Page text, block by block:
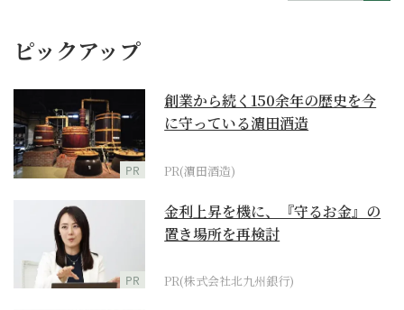
ピックアップ
PR
創業から続く150余年の歴史を今
に守っている濵田酒造
PR(濵田酒造)
PR
金利上昇を機に、『守るお金』の
置き場所を再検討
PR(株式会社北九州銀行)